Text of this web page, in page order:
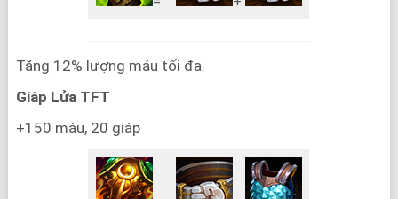
Tăng 12% lượng máu tối đa.
Giáp Lửa TFT
+150 máu, 20 giáp